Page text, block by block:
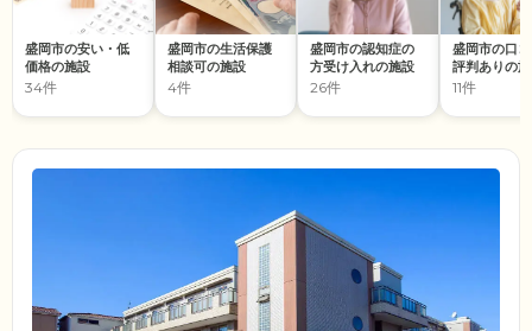
盛岡市の安い・低
価格の施設
34件
盛岡市の生活保護
相談可の施設
4件
盛岡市の認知症の
方受け入れの施設
26件
盛岡市の口
評判ありの
11件